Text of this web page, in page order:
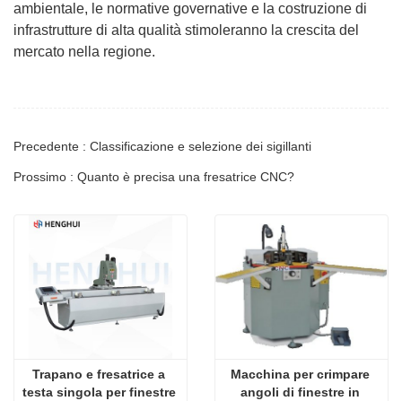
ambientale, le normative governative e la costruzione di
infrastrutture di alta qualità stimoleranno la crescita del
mercato nella regione.
Precedente : Classificazione e selezione dei sigillanti
Prossimo : Quanto è precisa una fresatrice CNC?
Trapano e fresatrice a
testa singola per finestre
Macchina per crimpare
angoli di finestre in